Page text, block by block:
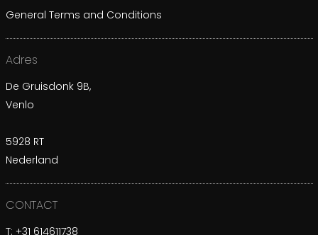
General Terms and Conditions
Adres
De Gruisdonk 9B,
Venlo
5928 RT
Nederland
CONTACT
T: +31 614611738